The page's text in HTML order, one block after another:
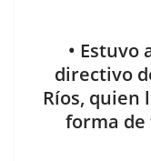
• Estuvo
directivo
Ríos, quien
forma